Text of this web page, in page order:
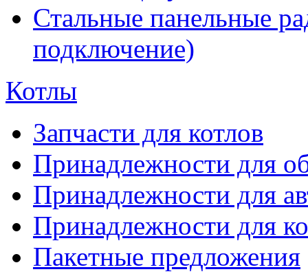
Стальные панельные
подключение)
Котлы
Запчасти для котлов
Принадлежности для
Принадлежности для
Принадлежности для
Пакетные предложения